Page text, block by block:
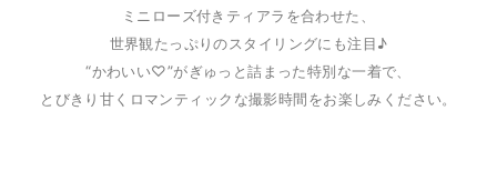
ミニローズ付きティアラを合わせた、
世界観たっぷりのスタイリングにも注目♪
“かわいい♡”がぎゅっと詰まった特別な一着で、
とびきり甘くロマンティックな撮影時間をお楽しみください。